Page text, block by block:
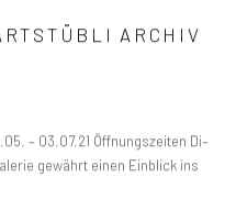
ARCHIV
– 03.07.21 Öffnungszeiten Di–
gewährt einen Einblick ins